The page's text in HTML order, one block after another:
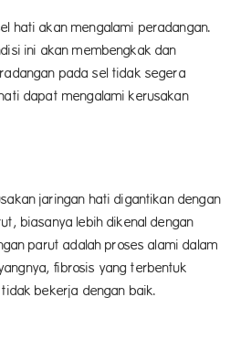
hati akan mengalami peradangan.
ini akan membengkak dan
pada sel tidak segera
dapat mengalami kerusakan
jaringan hati digantikan dengan
biasanya lebih dikenal dengan
parut adalah proses alami dalam
fibrosis yang terbentuk
bekerja dengan baik.